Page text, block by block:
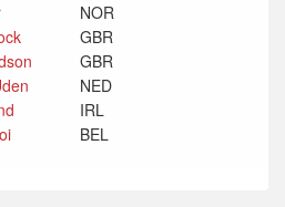
NOR
GBR
GBR
NED
IRL
BEL